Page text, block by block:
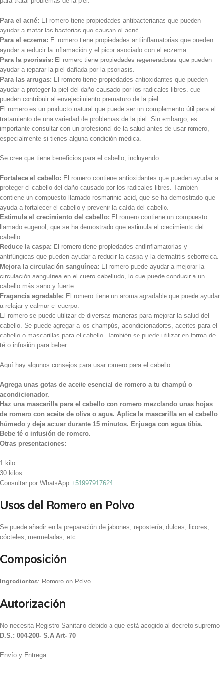
Para el acné: El romero tiene propiedades antibacterianas que pueden
ayudar a matar las bacterias que causan el acné.
Para el eczema: El romero tiene propiedades antiinflamatorias que pueden
ayudar a reducir la inflamación y el picor asociado con el eczema.
Para la psoriasis: El romero tiene propiedades regeneradoras que pueden
ayudar a reparar la piel dañada por la psoriasis.
Para las arrugas: El romero tiene propiedades antioxidantes que pueden
ayudar a proteger la piel del daño causado por los radicales libres, que
pueden contribuir al envejecimiento prematuro de la piel.
El romero es un producto natural que puede ser un complemento útil para el
tratamiento de una variedad de problemas de la piel. Sin embargo, es
importante consultar con un profesional de la salud antes de usar romero,
especialmente si tienes alguna condición médica.
Se cree que tiene beneficios para el cabello, incluyendo:
Fortalece el cabello: El romero contiene antioxidantes que pueden ayudar a
proteger el cabello del daño causado por los radicales libres. También
contiene un compuesto llamado rosmarinic acid, que se ha demostrado que
ayuda a fortalecer el cabello y prevenir la caída del cabello.
Estimula el crecimiento del cabello: El romero contiene un compuesto
llamado eugenol, que se ha demostrado que estimula el crecimiento del
cabello.
Reduce la caspa: El romero tiene propiedades antiinflamatorias y
antifúngicas que pueden ayudar a reducir la caspa y la dermatitis seborreica.
Mejora la circulación sanguínea: El romero puede ayudar a mejorar la
circulación sanguínea en el cuero cabelludo, lo que puede conducir a un
cabello más sano y fuerte.
Fragancia agradable: El romero tiene un aroma agradable que puede ayudar
a relajar y calmar el cuerpo.
El romero se puede utilizar de diversas maneras para mejorar la salud del
cabello. Se puede agregar a los champús, acondicionadores, aceites para el
cabello o mascarillas para el cabello. También se puede utilizar en forma de
té o infusión para beber.
Aquí hay algunos consejos para usar romero para el cabello:
Agrega unas gotas de aceite esencial de romero a tu champú o
acondicionador.
Haz una mascarilla para el cabello con romero mezclando unas hojas
de romero con aceite de oliva o agua. Aplica la mascarilla en el cabello
húmedo y deja actuar durante 15 minutos. Enjuaga con agua tibia.
Bebe té o infusión de romero.
Otras presentaciones:
1 kilo
30 kilos
Consultar por WhatsApp +51997917624
Usos del Romero en Polvo
Se puede añadir en la preparación de jabones, repostería, dulces, licores,
cócteles, mermeladas, etc.
Composición
Ingredientes: Romero en Polvo
Autorización
No necesita Registro Sanitario debido a que está acogido al decreto supremo
D.S.: 004-200- S.A Art- 70
Envío y Entrega